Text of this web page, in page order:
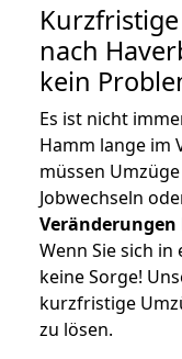
nach
kein
Es ist nicht
Hamm lange im
müssen
Jobwechseln
Wenn Sie sich
keine Sorge!
kurzfristige
zu lösen.